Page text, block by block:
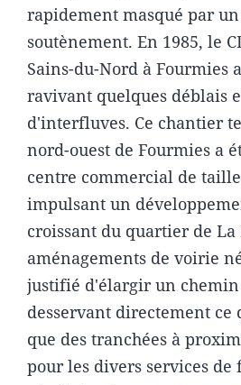
rapidement masqué par
soutènement. En 1985, le
Sains-du-Nord à Fourmies
ravivant quelques déblais
d'interfluves. Ce chantier
nord-ouest de Fourmies a
centre commercial de
impulsant un
croissant du quartier de
aménagements de voirie
justifié d'élargir un
desservant directement
que des tranchées à
pour les divers services de